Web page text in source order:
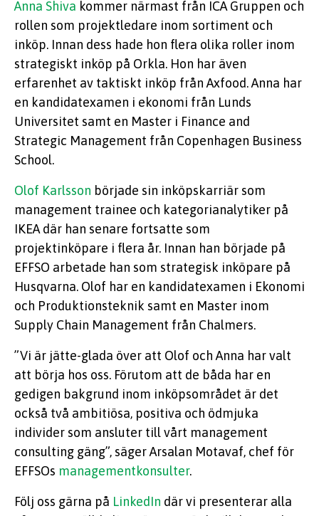
Anna Shiva kommer närmast från ICA Gruppen och
rollen som projektledare inom sortiment och
inköp. Innan dess hade hon flera olika roller inom
strategiskt inköp på Orkla. Hon har även
erfarenhet av taktiskt inköp från Axfood. Anna har
en kandidatexamen i ekonomi från Lunds
Universitet samt en Master i Finance and
Strategic Management från Copenhagen Business
School.
Olof Karlsson började sin inköpskarriär som
management trainee och kategorianalytiker på
IKEA där han senare fortsatte som
projektinköpare i flera år. Innan han började på
EFFSO arbetade han som strategisk inköpare på
Husqvarna. Olof har en kandidatexamen i Ekonomi
och Produktionsteknik samt en Master inom
Supply Chain Management från Chalmers.
”Vi är jätte-glada över att Olof och Anna har valt
att börja hos oss. Förutom att de båda har en
gedigen bakgrund inom inköpsområdet är det
också två ambitiösa, positiva och ödmjuka
individer som ansluter till vårt management
consulting gäng”, säger Arsalan Motavaf, chef för
EFFSOs managementkonsulter.
Följ oss gärna på LinkedIn där vi presenterar alla